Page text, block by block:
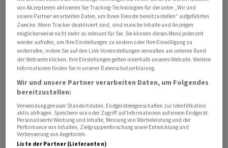
Der Preisindex PCE stieg im Mai im Jahresvergleich um
4,1 Prozent. Im Vormonat hatte die Rate noch bei 3,8
Prozent gelegen. Die Zahlen bewegten den Markt
kaum, da sie so erwartet wurden. Der PCE ist der von der
US-Notenbank Fed bevorzugte Preisindikator. Die Fed
strebt auf mittlere Sicht eine Inflationsrate von zwei
Prozent an. Sie verfehlt dieses Ziel seit einigen
Jahren./jsl/jha/
(AWP)
von Akzeptieren aktivieren Sie Tracking-Technologien für die unter „Wir und
unsere Partner verarbeiten Daten, um Ihnen Dienste bereitzustellen“ aufgeführten
Zwecke. Wenn Tracker deaktiviert sind, sind manche Inhalte und Anzeigen
möglicherweise nicht mehr so relevant für Sie. Sie können dieses Menü jederzeit
wieder aufrufen, um Ihre Einstellungen zu ändern oder Ihre Einwilligung zu
widerrufen, indem Sie auf den Link Voreinstellungen verwalten am unteren Rand
der Webseite klicken. Ihre Einstellungen gelten innerhalb unseres Website. Weitere
Informationen finden Sie in unserer Datenschutzerklärung.
Wir und unsere Partner verarbeiten Daten, um Folgendes
bereitzustellen:
Verwendung genauer Standortdaten. Endgeräteeigenschaften zur Identifikation
aktiv abfragen. Speichern von oder Zugriff auf Informationen auf einem Endgerät.
Personalisierte Werbung und Inhalte, Messung von Werbeleistung und der
Performance von Inhalten, Zielgruppenforschung sowie Entwicklung und
Verbesserung von Angeboten.
Liste der Partner (Lieferanten)